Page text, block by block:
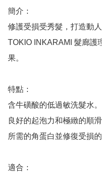
簡介：
修護受損受秀髮，打造動
TOKIO INKARAMI 髮廊護
果。
特點：
含牛磺酸的低過敏洗髮水
良好的起泡力和極緻的順
所需的角蛋白並修復受損的
適合：